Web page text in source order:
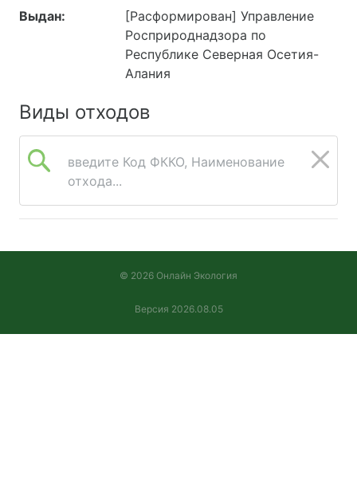
Выдан:
[Расформирован] Управление
Росприроднадзора по
Республике Северная Осетия-
Алания
Виды отходов
введите Код ФККО, Наименование
отхода...
© 2026 Онлайн Экология
Версия 2026.08.05